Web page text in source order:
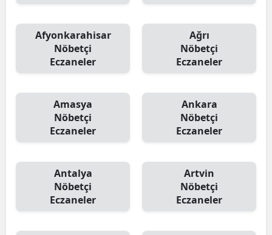
Afyonkarahisar
Nöbetçi
Eczaneler
Ağrı
Nöbetçi
Eczaneler
Amasya
Nöbetçi
Eczaneler
Ankara
Nöbetçi
Eczaneler
Antalya
Nöbetçi
Eczaneler
Artvin
Nöbetçi
Eczaneler